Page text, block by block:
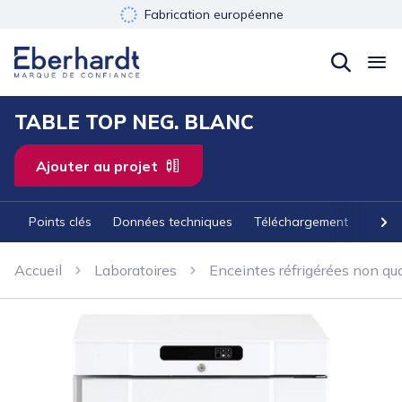
Fabrication européenne
TABLE TOP NEG. BLANC
Ajouter au projet
Points clés Données techniques Téléchargement
Accueil Laboratoires Enceintes réfrigérées non